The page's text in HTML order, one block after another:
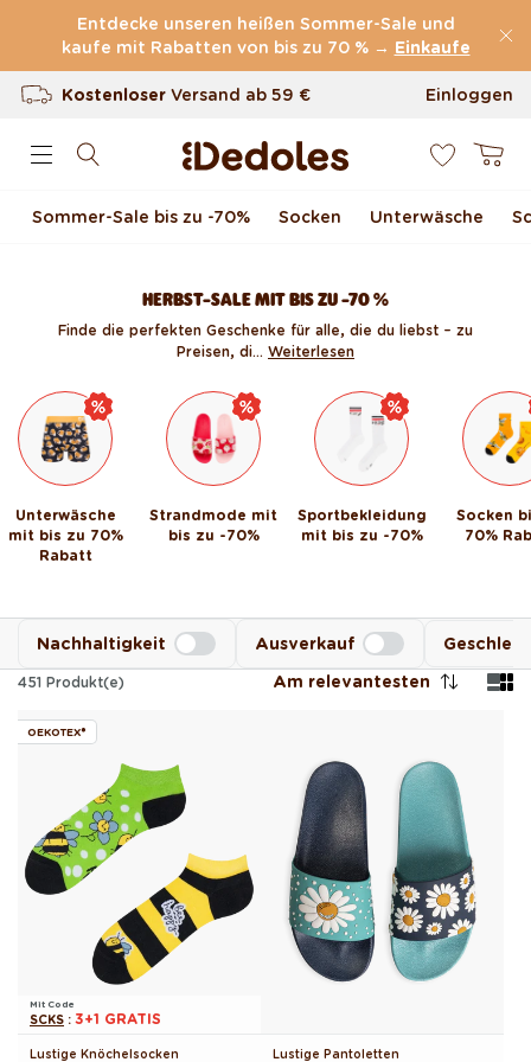
Direkt zum Inhalt
Entdecke unseren heißen Sommer-Sale und
kaufe mit Rabatten von bis zu 70 % → Einkaufe
(60.231 Bewertungen)
Kostenloser Versand ab 59 €
100 Tage Rückgaberecht
Einloggen
Sommer-Sale bis zu -70 % Socken Unterwäsche
HERBST-SALE MIT BIS ZU -70 %
Finde die perfekten Geschenke für alle, die du liebst – zu
Preisen, di... Weiterlesen
Unterwäsche
mit bis zu 70%
Rabatt
Strandmode mit
bis zu -70 %
Sportbekleidung
mit bis zu -70 %
Socken
70%
Nachhaltigkeit Ausverkauf
451 Produkt(e) Am relevantesten
OEKOTEX®
Mit Code
SCKS : 3+1 GRATIS
Lustige Knöchelsocken
Lustige Pantoletten